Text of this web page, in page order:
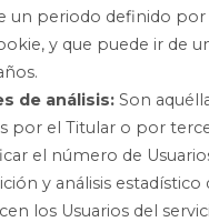
un periodo definido
y que puede ir de
de análisis: Son
por el Titular o por
el número de
y análisis estadístico
los Usuarios del